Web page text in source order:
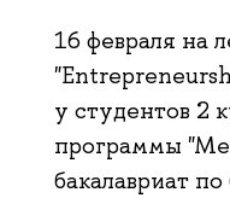
16 февраля на
у студентов 2
программы
бакалавриат